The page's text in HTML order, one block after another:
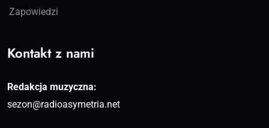
Zapowiedzi
Kontakt z nami
Redakcja muzyczna:
sezon@radioasymetria.net